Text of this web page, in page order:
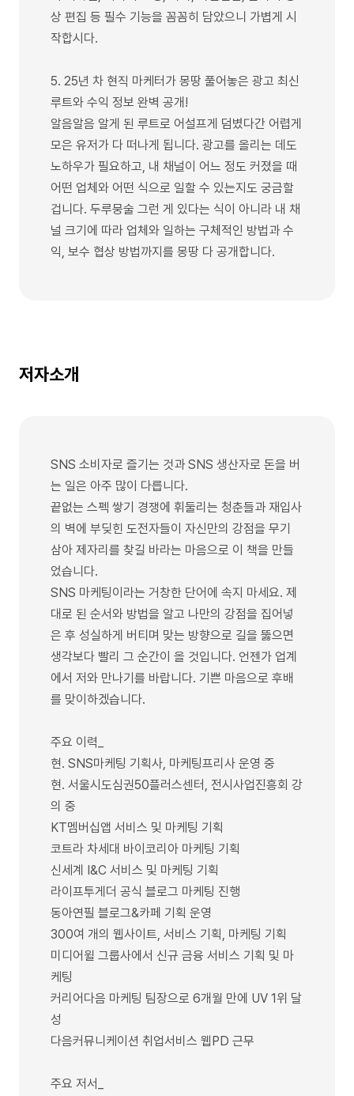
상 편집 등 필수 기능을 꼼꼼히 담았으니 가볍게 시
작합시다.
5. 25년 차 현직 마케터가 몽땅 풀어놓은 광고 최신
루트와 수익 정보 완벽 공개!
알음알음 알게 된 루트로 어설프게 덤볐다간 어렵게
모은 유저가 다 떠나게 됩니다. 광고를 올리는 데도
노하우가 필요하고, 내 채널이 어느 정도 커졌을 때
어떤 업체와 어떤 식으로 일할 수 있는지도 궁금할
겁니다. 두루뭉술 그런 게 있다는 식이 아니라 내 채
널 크기에 따라 업체와 일하는 구체적인 방법과 수
익, 보수 협상 방법까지를 몽땅 다 공개합니다.
저자소개
SNS 소비자로 즐기는 것과 SNS 생산자로 돈을 버
는 일은 아주 많이 다릅니다.
끝없는 스펙 쌓기 경쟁에 휘둘리는 청춘들과 재입사
의 벽에 부딪힌 도전자들이 자신만의 강점을 무기
삼아 제자리를 찾길 바라는 마음으로 이 책을 만들
었습니다.
SNS 마케팅이라는 거창한 단어에 속지 마세요. 제
대로 된 순서와 방법을 알고 나만의 강점을 집어넣
은 후 성실하게 버티며 맞는 방향으로 길을 뚫으면
생각보다 빨리 그 순간이 올 것입니다. 언젠가 업계
에서 저와 만나기를 바랍니다. 기쁜 마음으로 후배
를 맞이하겠습니다.
주요 이력_
현. SNS마케팅 기획사, 마케팅프리사 운영 중
현. 서울시도심권50플러스센터, 전시사업진흥회 강
의 중
KT멤버십앱 서비스 및 마케팅 기획
코트라 차세대 바이코리아 마케팅 기획
신세계 I&C 서비스 및 마케팅 기획
라이프투게더 공식 블로그 마케팅 진행
동아연필 블로그&카페 기획 운영
300여 개의 웹사이트, 서비스 기획, 마케팅 기획
미디어윌 그룹사에서 신규 금융 서비스 기획 및 마
케팅
커리어다음 마케팅 팀장으로 6개월 만에 UV 1위 달
성
다음커뮤니케이션 취업서비스 웹PD 근무
주요 저서_